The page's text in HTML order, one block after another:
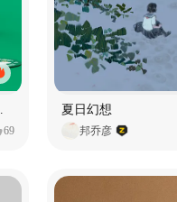
69
夏日幻想
邦乔彦